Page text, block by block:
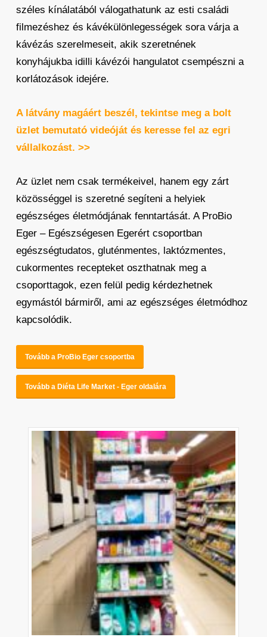
széles kínálatából válogathatunk az esti családi
filmezéshez és kávékülönlegességek sora várja a
kávézás szerelmeseit, akik szeretnének
konyhájukba idilli kávézói hangulatot csempészni a
korlátozások idejére.
A látvány magáért beszél, tekintse meg a bolt
üzlet bemutató videóját és keresse fel az egri
vállalkozást. >>
Az üzlet nem csak termékeivel, hanem egy zárt
közösséggel is szeretné segíteni a helyiek
egészséges életmódjának fenntartását. A ProBio
Eger – Egészségesen Egerért csoportban
egészségtudatos, gluténmentes, laktózmentes,
cukormentes recepteket oszthatnak meg a
csoporttagok, ezen felül pedig kérdezhetnek
egymástól bármiről, ami az egészséges életmódhoz
kapcsolódik.
Tovább a ProBio Eger csoportba
Tovább a Diéta Life Market - Eger oldalára